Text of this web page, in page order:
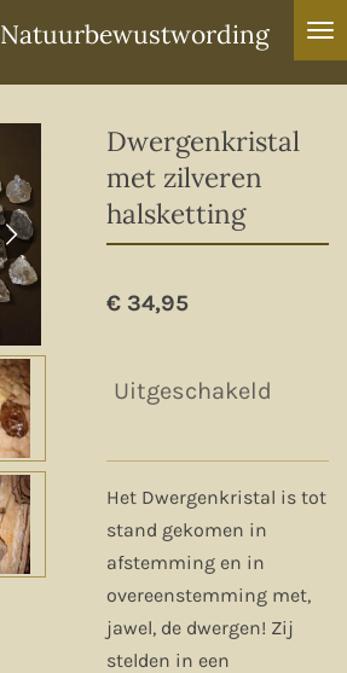
Natuurbewustwording
Dwergenkristal
met zilveren
halsketting
€ 34,95
Uitgeschakeld
Het Dwergenkristal is tot
stand gekomen in
afstemming en in
overeenstemming met,
jawel, de dwergen! Zij
stelden in een